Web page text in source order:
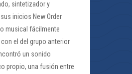
sintetizador y
inicios New Order
musical fácilmente
el del grupo anterior
un sonido
propio, una fusión entre